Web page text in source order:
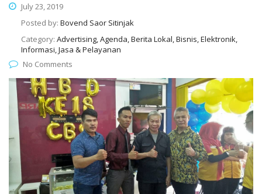
July 23, 2019
Posted by: Bovend Saor Sitinjak
Category: Advertising, Agenda, Berita Lokal, Bisnis, Elektronik,
Informasi, Jasa & Pelayanan
No Comments